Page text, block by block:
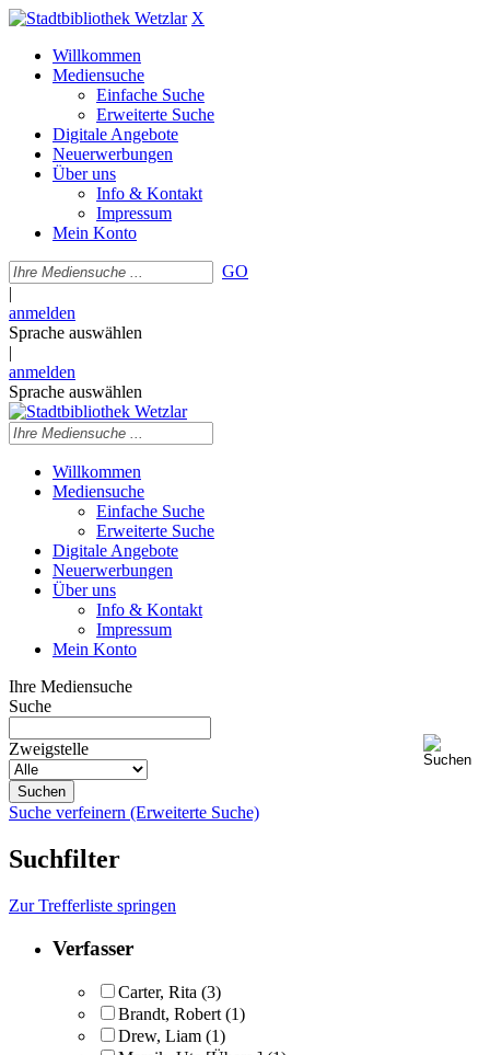
X
Willkommen
Mediensuche
Einfache Suche
Erweiterte Suche
Digitale Angebote
Neuerwerbungen
Über uns
Info & Kontakt
Impressum
Mein Konto
GO
|
anmelden
Sprache auswählen
|
anmelden
Sprache auswählen
Willkommen
Mediensuche
Einfache Suche
Erweiterte Suche
Digitale Angebote
Neuerwerbungen
Über uns
Info & Kontakt
Impressum
Mein Konto
Ihre Mediensuche
Suche
Zweigstelle
Suche verfeinern (Erweiterte Suche)
Suchfilter
Zur Trefferliste springen
Verfasser
Carter, Rita (3)
Brandt, Robert (1)
Drew, Liam (1)